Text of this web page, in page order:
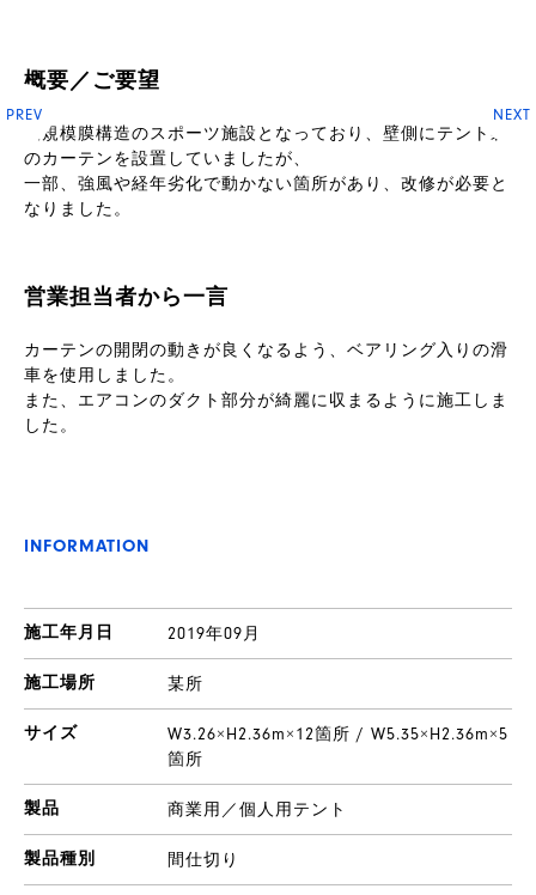
概要／ご要望
大規模膜構造のスポーツ施設となっており、壁側にテント製
のカーテンを設置していましたが、
一部、強風や経年劣化で動かない箇所があり、改修が必要と
なりました。
営業担当者から一言
カーテンの開閉の動きが良くなるよう、ベアリング入りの滑
車を使用しました。
また、エアコンのダクト部分が綺麗に収まるように施工しま
した。
INFORMATION
施工年月日 2019年09月
施工場所 某所
サイズ
W3.26×H2.36m×12箇所 / W5.35×H2.36m×5
箇所
製品 商業用／個人用テント
製品種別 間仕切り
PREV NEXT